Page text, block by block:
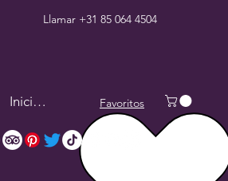
Llamar +31 85 064 4504
Iniciar sesión Favoritos